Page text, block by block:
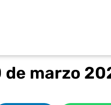
de marzo